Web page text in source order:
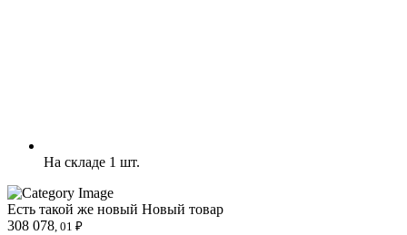
На складе 1 шт.
Есть такой же новый Новый товар
308 078, 01 ₽